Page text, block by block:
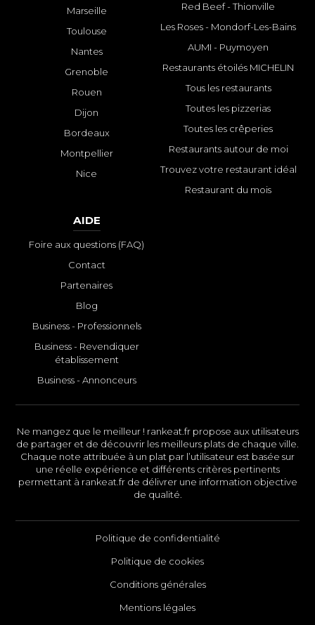
Marseille
Toulouse
Nantes
Grenoble
Rouen
Dijon
Bordeaux
Montpellier
Nice
Red Beef - Thionville
Les Roses - Mondorf-Les-Bains
AUMI - Puymoyen
Restaurants étoilés MICHELIN
Tous les restaurants
Toutes les pizzerias
Toutes les crêperies
Restaurants autour de moi
Trouvez votre restaurant idéal
Restaurant du mois
AIDE
Foire aux questions (FAQ)
Contact
Partenaires
Blog
Business - Professionnels
Business - Revendiquer
établissement
Business - Annonceurs
Ne mangez que le meilleur ! rankeat.fr propose aux utilisateurs
de partager et de découvrir les meilleurs plats de chaque ville.
Chaque note attribuée à un plat par l’utilisateur est basée sur
une réelle expérience et différents critères pertinents
permettant à rankeat.fr de délivrer une information objective
de qualité.
Politique de confidentialité
Politique de cookies
Conditions générales
Mentions légales